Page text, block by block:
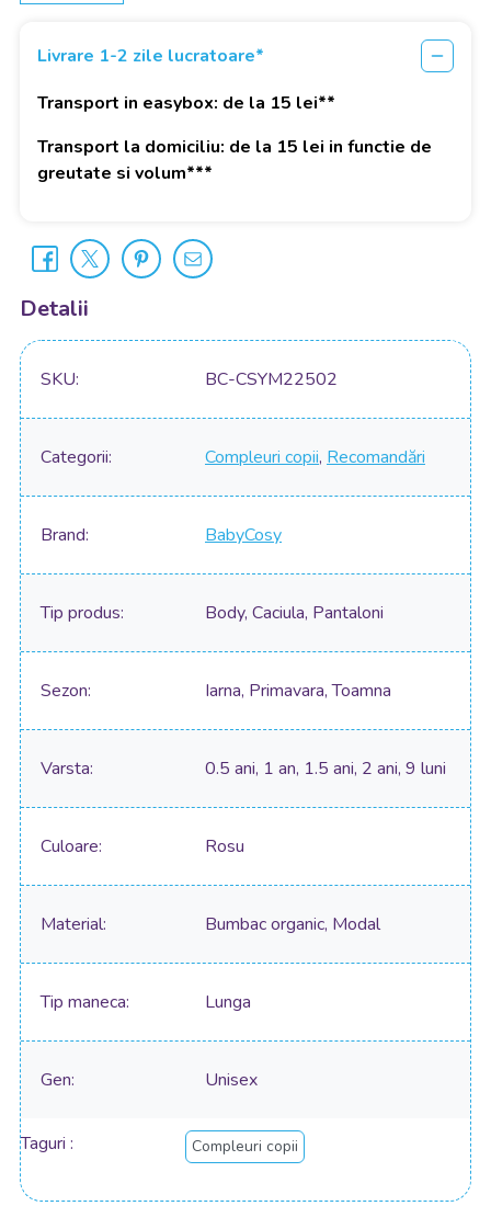
Livrare 1-2 zile lucratoare*
Transport in easybox: de la 15 lei**
Transport la domiciliu: de la 15 lei in functie de
greutate si volum***
Detalii
SKU BC-CSYM22502
Categorii Compleuri copii, Recomandări
Brand BabyCosy
Tip produs Body, Caciula, Pantaloni
Sezon Iarna, Primavara, Toamna
Varsta 0.5 ani, 1 an, 1.5 ani, 2 ani, 9 luni
Culoare Rosu
Material Bumbac organic, Modal
Tip maneca Lunga
Gen Unisex
Taguri Compleuri copii